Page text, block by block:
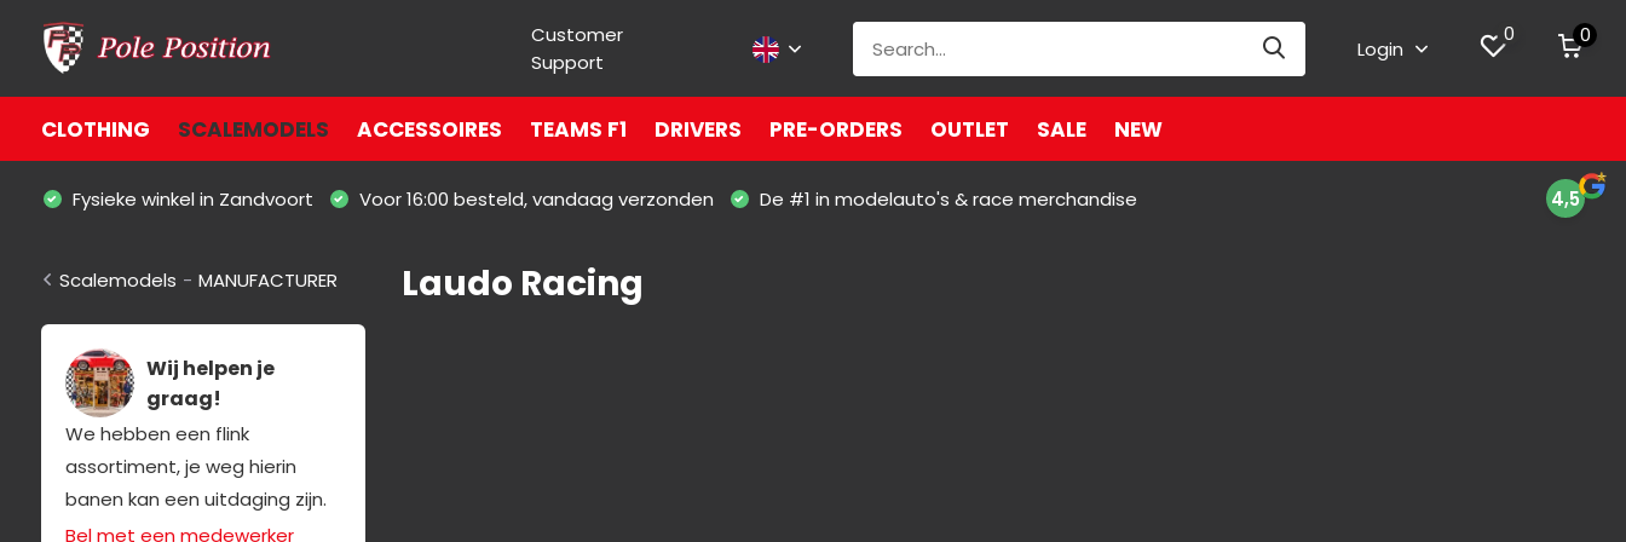
Customer
Support
Login
0 0
CLOTHING SCALEMODELS ACCESSOIRES TEAMS F1 DRIVERS PRE-ORDERS OUTLET SALE NEW
Fysieke winkel in Zandvoort Voor 16:00 besteld, vandaag verzonden De #1 in modelauto's & race merchandise 4,5
Scalemodels - MANUFACTURER
Wij helpen je
graag!
We hebben een flink
assortiment, je weg hierin
banen kan een uitdaging zijn.
Bel met een medewerker
Laudo Racing